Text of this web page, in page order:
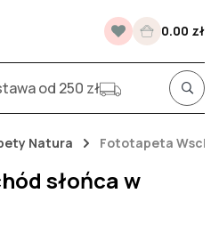
0.00 zł
od 250 zł
Natura Fototapeta
słońca w